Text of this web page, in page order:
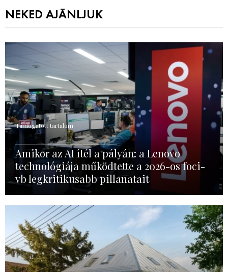
NEKED AJÁNLJUK
Támogatott tartalom
Amikor az AI ítél a pályán: a Lenovo
technológiája működtette a 2026-os foci-
vb legkritikusabb pillanatait